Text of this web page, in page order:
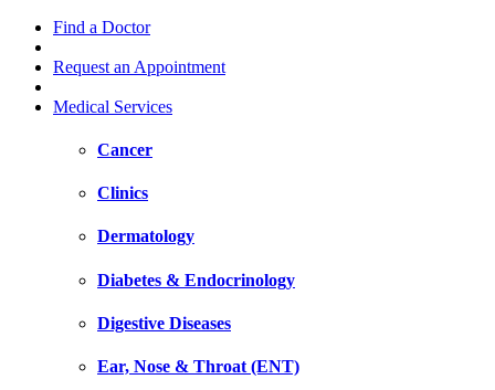
Find a Doctor
Request an Appointment
Medical Services
Cancer
Clinics
Dermatology
Diabetes & Endocrinology
Digestive Diseases
Ear, Nose & Throat (ENT)